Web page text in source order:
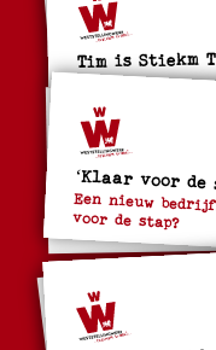
Tim is Stiekm
‘Klaar voor de
Een nieuw bedrijfspand bouwen. Ben jij klaar voor de stap?